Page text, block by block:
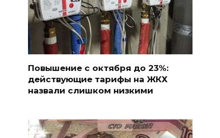
Повышение с октября до 23%:
действующие тарифы на ЖКХ
назвали слишком низкими